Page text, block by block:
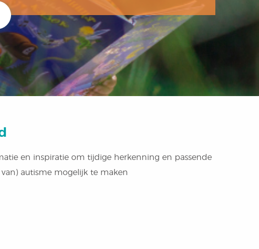
en inspiratie om tijdige herkenning en passende
autisme mogelijk te maken.